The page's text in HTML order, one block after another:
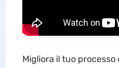
Migliora il tuo